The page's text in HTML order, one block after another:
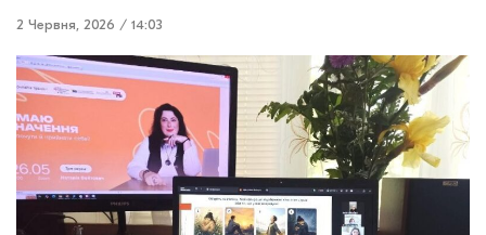
2 Червня, 2026 / 14:03